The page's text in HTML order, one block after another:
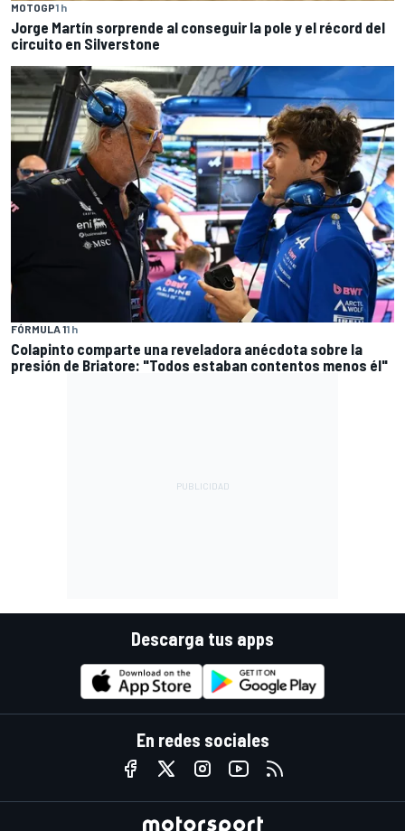
MOTOGP1 h
Jorge Martín sorprende al conseguir la pole y el récord del
circuito en Silverstone
FÓRMULA 11 h
Colapinto comparte una reveladora anécdota sobre la
presión de Briatore: "Todos estaban contentos menos él"
Descarga tus apps
En redes sociales